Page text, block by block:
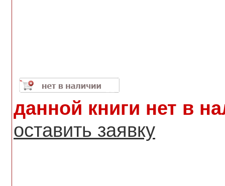
данной книги нет в
оставить заявку